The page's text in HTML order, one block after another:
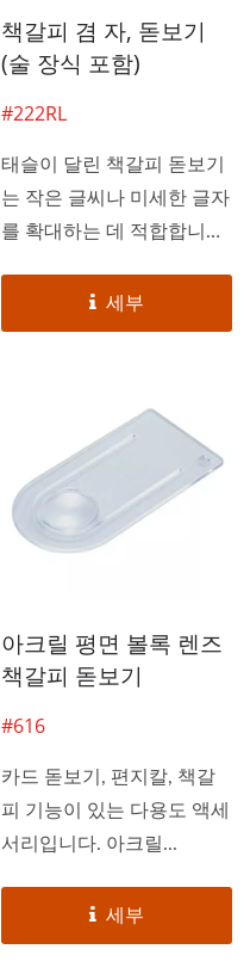
책갈피 겸 자, 돋보기
(술 장식 포함)
#222RL
태슬이 달린 책갈피 돋보기
는 작은 글씨나 미세한 글자
를 확대하는 데 적합합니
세부
아크릴 평면 볼록 렌즈
책갈피 돋보기
#616
카드 돋보기, 편지칼, 책갈
피 기능이 있는 다용도 액세
서리입니다. 아크릴...
세부